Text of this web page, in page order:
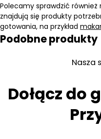
Polecamy sprawdzić również
znajdują się produkty
gotowania, na przykład
Podobne produkty
Nasza
Dołącz do